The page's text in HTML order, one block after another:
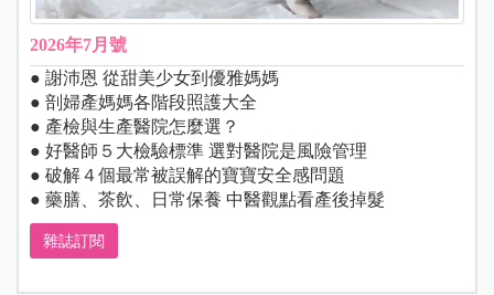
2026年7月號
● 謝沛恩 從甜美少女到優雅媽媽
● 剖婦產媽媽各階段照護大全
● 產檢與生產醫院怎麼選？
● 好醫師５大檢驗標準 選對醫院是風險管理
● 破解４個最常被誤解的寶寶安全感問題
● 藥膳、茶飲、日常保養 中醫觀點看產後掉髮
雜誌訂閱